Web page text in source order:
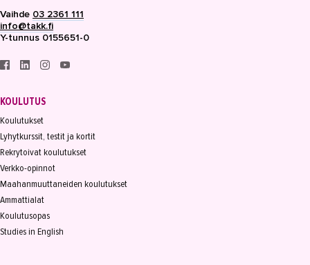
Vaihde 03 2361 111
info@takk.fi
Y-tunnus 0155651-0
KOULUTUS
Koulutukset
Lyhytkurssit, testit ja kortit
Rekrytoivat koulutukset
Verkko-opinnot
Maahanmuuttaneiden koulutukset
Ammattialat
Koulutusopas
Studies in English